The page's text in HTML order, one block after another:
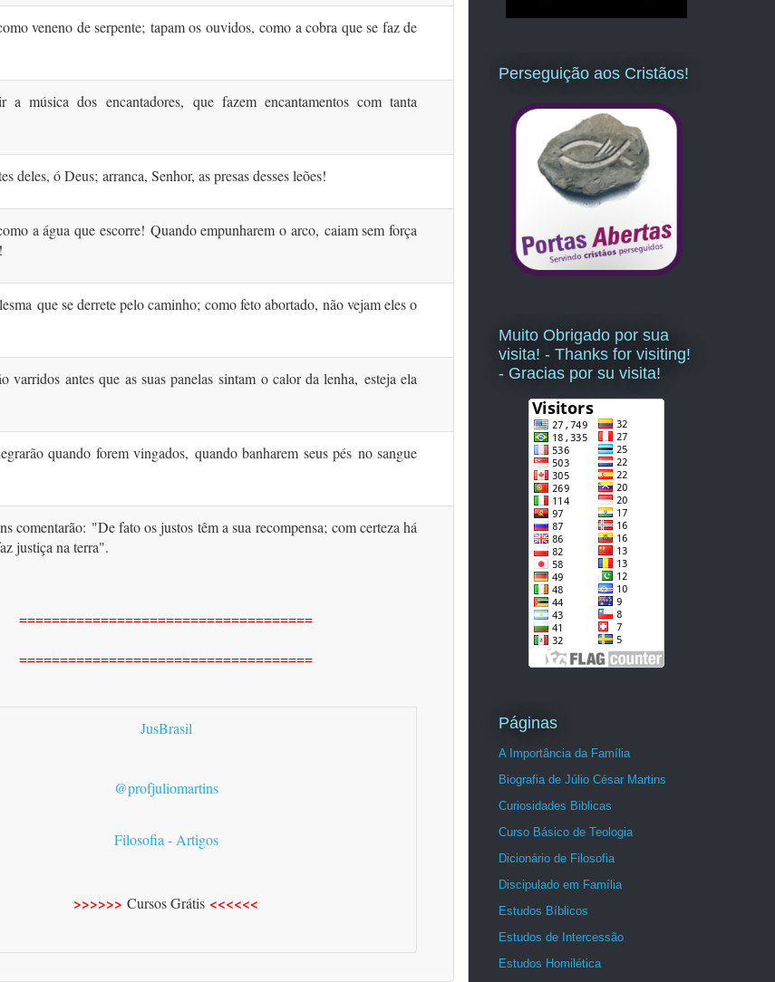
veneno de serpente; tapam os ouvidos, como a cobra que se faz de
a música dos encantadores, que fazem encantamentos com tanta
deles, ó Deus; arranca, Senhor, as presas desses leões!
a água que escorre! Quando empunharem o arco, caiam sem força
que se derrete pelo caminho;como feto abortado, não vejam eles o
varridosantes que as suas panelassintam o calor da lenha, esteja ela
quando forem vingados, quando banharem seus pés no sangue
comentarão: "De fato os justostêm a sua recompensa; com certeza há
justiça na terra".
====================================
====================================
JusBrasil
@profjuliomartins
Filosofia - Artigos
>>>>>> Cursos Grátis <<<<<<
Perseguição aos Cristãos!
Muito Obrigado por sua
visita! - Thanks for visiting!
- Gracias por su visita!
Páginas
A Importância da Família
Biografia de Júlio César Martins
Curiosidades Biblicas
Curso Básico de Teologia
Dicionário de Filosofia
Discipulado em Família
Estudos Bíblicos
Estudos de Intercessão
Estudos Homilética